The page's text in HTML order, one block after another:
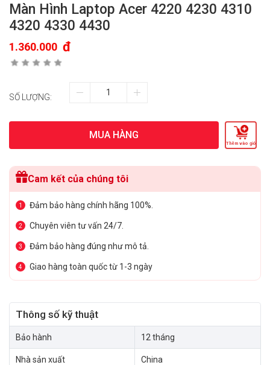
Màn Hình Laptop Acer 4220 4230 4310
4320 4330 4430
1.360.000 đ
SỐ LƯỢNG:
MUA HÀNG
Thêm vào giỏ
Cam kết của chúng tôi
1 Đảm bảo hàng chính hãng 100%.
2 Chuyên viên tư vấn 24/7.
3 Đảm bảo hàng đúng như mô tả.
4 Giao hàng toàn quốc từ 1-3 ngày
Thông số kỹ thuật
Bảo hành 12 tháng
Nhà sản xuất China